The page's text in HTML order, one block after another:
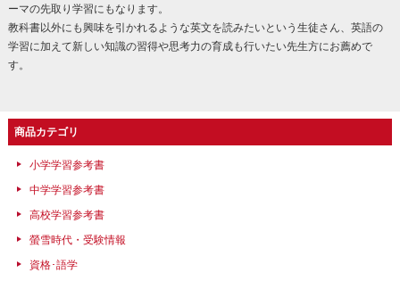
ーマの先取り学習にもなります。
教科書以外にも興味を引かれるような英文を読みたいという生徒さん、英語の
学習に加えて新しい知識の習得や思考力の育成も行いたい先生方にお薦めで
す。
商品カテゴリ
小学学習参考書
中学学習参考書
高校学習参考書
螢雪時代・受験情報
資格･語学